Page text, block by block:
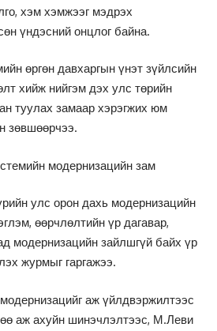
хэм хэмжээг мэдрэх
үндэсний онцлог байна.
өргөн давхаргын үнэт зүйлсийн
хийж нийгэм дэх улс төрийн
туулах замаар хэрэгжих юм
зөвшөөрчээ.
модернизацийн зам
улс орон дахь модернизацийн
өөрчлөлтийн үр дагавар,
модернизацийн зайлшгүй байх үр
журмыг гаргажээ.
аж үйлдвэржилтээс
аж ахуйн шинэчлэлтээс, М.Леви